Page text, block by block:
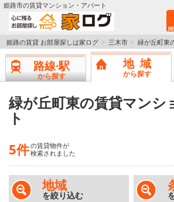
姫路市の賃貸マンション・アパート
TOPページ
新築物件
ペットOK物件
戸建物件
保証人不要物件
初期費用リーズナブル物件
姫路の賃貸 お部屋探しは家ログ 三木市 緑が丘町東
路線·駅
から探す
地域
から探す
緑が丘町東の賃貸マンシ
ト
5件の賃貸物件が
検索されました
地域
を絞り込む